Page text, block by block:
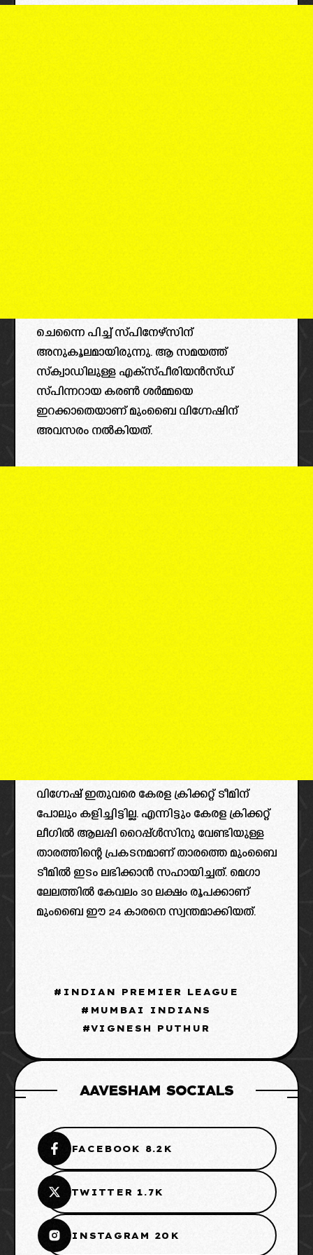
ചെന്നൈ പിച്ച് സ്പിനേഴ്സിന്
അനുകൂലമായിരുന്നു. ആ സമയത്ത്
സ്‌ക്വാഡിലുള്ള എക്സ്പീരിയൻസ്ഡ്
സ്പിന്നറായ കരൺ ശർമ്മയെ
ഇറക്കാതെയാണ് മുംബൈ വിഗ്നേഷിന്
അവസരം നൽകിയത്.
വിഗ്നേഷ് ഇതുവരെ കേരള ക്രിക്കറ്റ്‌ ടീമിന്
പോലും കളിച്ചിട്ടില്ല. എന്നിട്ടും കേരള ക്രിക്കറ്റ്
ലീഗിൽ ആലപ്പി റൈപ്പ്ൾസിനു വേണ്ടിയുള്ള
താരത്തിന്റെ പ്രകടനമാണ് താരത്തെ മുംബൈ
ടീമിൽ ഇടം ലഭിക്കാൻ സഹായിച്ചത്. മെഗാ
ലേലത്തിൽ കേവലം 30 ലക്ഷം രൂപക്കാണ്
മുംബൈ ഈ 24 കാരനെ സ്വന്തമാക്കിയത്.
INDIAN PREMIER LEAGUE
MUMBAI INDIANS
VIGNESH PUTHUR
AAVESHAM SOCIALS
FACEBOOK 8.2K
TWITTER 1.7K
INSTAGRAM 20K